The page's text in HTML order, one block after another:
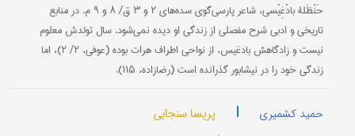
حَنْظَلۀ بادْغِیْسی، شاعر پارسی‌گوی سده‌های ۲ و ۳ ق/ ۸ و ۹ م. در منابع
تاریخی و ادبی شرح مفصلی از زندگی او دیده نمی‌شود. سال تولدش معلوم
نیست و زادگاهش بادغیس، از نواحی اطراف هرات بوده (عوفی، ۲/ ۲)، اما
زندگی خود را در نیشابور گذرانده است (رضازاده، ۱۱۵).
حمید کشمیری | پریسا سنجابی